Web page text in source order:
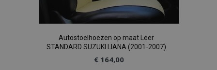
Autostoelhoezen op maat Leer
STANDARD SUZUKI LIANA (2001-2007)
€ 164,00